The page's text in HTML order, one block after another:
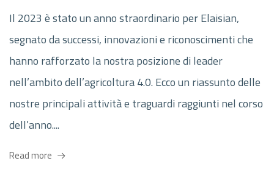
Il 2023 è stato un anno straordinario per Elaisian,
segnato da successi, innovazioni e riconoscimenti che
hanno rafforzato la nostra posizione di leader
nell’ambito dell’agricoltura 4.0. Ecco un riassunto delle
nostre principali attività e traguardi raggiunti nel corso
dell’anno....
Read more